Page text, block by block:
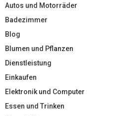
Autos und Motorräder
Badezimmer
Blog
Blumen und Pflanzen
Dienstleistung
Einkaufen
Elektronik und Computer
Essen und Trinken